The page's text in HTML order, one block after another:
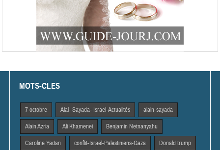
MOTS-CLES
7 octobre Alai- Sayada- Israel-Actualités alain-sayada
Alain Azria Ali Khamenei Benjamin Netnanyahu
Caroline Yadan conflit-Israël-Palestiniens-Gaza Donald trump